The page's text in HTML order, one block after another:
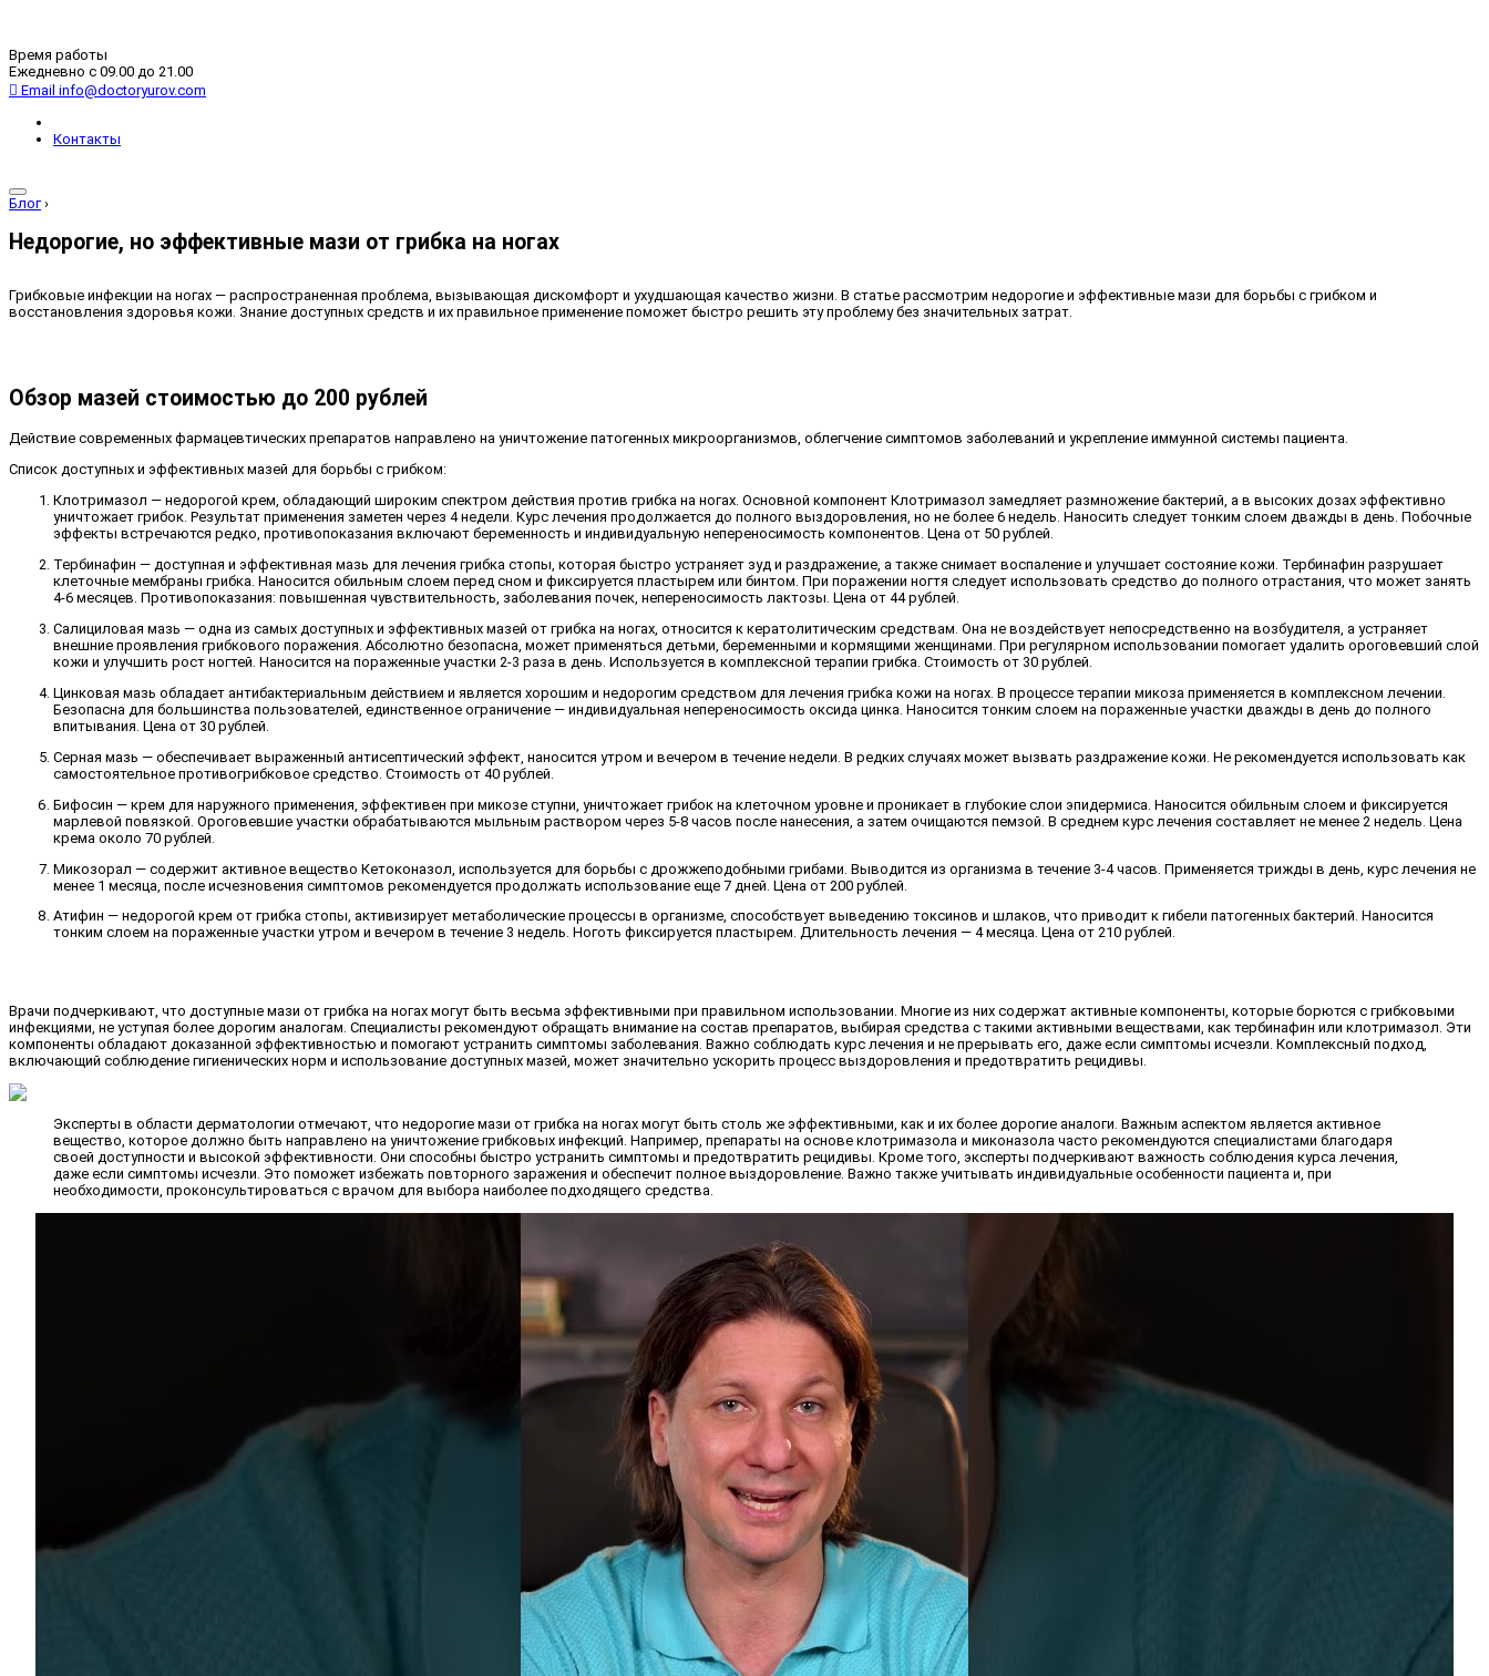
Время работы
Ежедневно с 09.00 до 21.00
Email info@doctoryurov.com
Контакты
Блог ›
Недорогие, но эффективные мази от грибка на ногах
Грибковые инфекции на ногах — распространенная проблема, вызывающая дискомфорт и ухудшающая качество жизни. В статье рассмотрим недорогие и эффективные мази для борьбы с грибком и
восстановления здоровья кожи. Знание доступных средств и их правильное применение поможет быстро решить эту проблему без значительных затрат.
Обзор мазей стоимостью до 200 рублей
Действие современных фармацевтических препаратов направлено на уничтожение патогенных микроорганизмов, облегчение симптомов заболеваний и укрепление иммунной системы пациента.
Список доступных и эффективных мазей для борьбы с грибком:
Клотримазол — недорогой крем, обладающий широким спектром действия против грибка на ногах. Основной компонент Клотримазол замедляет размножение бактерий, а в высоких дозах эффективно
уничтожает грибок. Результат применения заметен через 4 недели. Курс лечения продолжается до полного выздоровления, но не более 6 недель. Наносить следует тонким слоем дважды в день. Побочные
эффекты встречаются редко, противопоказания включают беременность и индивидуальную непереносимость компонентов. Цена от 50 рублей.
Тербинафин — доступная и эффективная мазь для лечения грибка стопы, которая быстро устраняет зуд и раздражение, а также снимает воспаление и улучшает состояние кожи. Тербинафин разрушает
клеточные мембраны грибка. Наносится обильным слоем перед сном и фиксируется пластырем или бинтом. При поражении ногтя следует использовать средство до полного отрастания, что может занять
4-6 месяцев. Противопоказания: повышенная чувствительность, заболевания почек, непереносимость лактозы. Цена от 44 рублей.
Салициловая мазь — одна из самых доступных и эффективных мазей от грибка на ногах, относится к кератолитическим средствам. Она не воздействует непосредственно на возбудителя, а устраняет
внешние проявления грибкового поражения. Абсолютно безопасна, может применяться детьми, беременными и кормящими женщинами. При регулярном использовании помогает удалить ороговевший слой
кожи и улучшить рост ногтей. Наносится на пораженные участки 2-3 раза в день. Используется в комплексной терапии грибка. Стоимость от 30 рублей.
Цинковая мазь обладает антибактериальным действием и является хорошим и недорогим средством для лечения грибка кожи на ногах. В процессе терапии микоза применяется в комплексном лечении.
Безопасна для большинства пользователей, единственное ограничение — индивидуальная непереносимость оксида цинка. Наносится тонким слоем на пораженные участки дважды в день до полного
впитывания. Цена от 30 рублей.
Серная мазь — обеспечивает выраженный антисептический эффект, наносится утром и вечером в течение недели. В редких случаях может вызвать раздражение кожи. Не рекомендуется использовать как
самостоятельное противогрибковое средство. Стоимость от 40 рублей.
Бифосин — крем для наружного применения, эффективен при микозе ступни, уничтожает грибок на клеточном уровне и проникает в глубокие слои эпидермиса. Наносится обильным слоем и фиксируется
марлевой повязкой. Ороговевшие участки обрабатываются мыльным раствором через 5-8 часов после нанесения, а затем очищаются пемзой. В среднем курс лечения составляет не менее 2 недель. Цена
крема около 70 рублей.
Микозорал — содержит активное вещество Кетоконазол, используется для борьбы с дрожжеподобными грибами. Выводится из организма в течение 3-4 часов. Применяется трижды в день, курс лечения не
менее 1 месяца, после исчезновения симптомов рекомендуется продолжать использование еще 7 дней. Цена от 200 рублей.
Атифин — недорогой крем от грибка стопы, активизирует метаболические процессы в организме, способствует выведению токсинов и шлаков, что приводит к гибели патогенных бактерий. Наносится
тонким слоем на пораженные участки утром и вечером в течение 3 недель. Ноготь фиксируется пластырем. Длительность лечения — 4 месяца. Цена от 210 рублей.
Врачи подчеркивают, что доступные мази от грибка на ногах могут быть весьма эффективными при правильном использовании. Многие из них содержат активные компоненты, которые борются с грибковыми
инфекциями, не уступая более дорогим аналогам. Специалисты рекомендуют обращать внимание на состав препаратов, выбирая средства с такими активными веществами, как тербинафин или клотримазол. Эти
компоненты обладают доказанной эффективностью и помогают устранить симптомы заболевания. Важно соблюдать курс лечения и не прерывать его, даже если симптомы исчезли. Комплексный подход,
включающий соблюдение гигиенических норм и использование доступных мазей, может значительно ускорить процесс выздоровления и предотвратить рецидивы.
Эксперты в области дерматологии отмечают, что недорогие мази от грибка на ногах могут быть столь же эффективными, как и их более дорогие аналоги. Важным аспектом является активное
вещество, которое должно быть направлено на уничтожение грибковых инфекций. Например, препараты на основе клотримазола и миконазола часто рекомендуются специалистами благодаря
своей доступности и высокой эффективности. Они способны быстро устранить симптомы и предотвратить рецидивы. Кроме того, эксперты подчеркивают важность соблюдения курса лечения,
даже если симптомы исчезли. Это поможет избежать повторного заражения и обеспечит полное выздоровление. Важно также учитывать индивидуальные особенности пациента и, при
необходимости, проконсультироваться с врачом для выбора наиболее подходящего средства.